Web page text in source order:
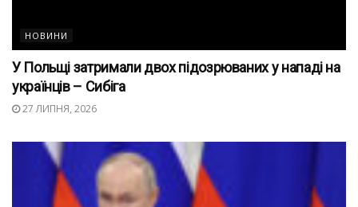
НОВИНИ
У Польщі затримали двох підозрюваних у нападі на
українців – Сибіга
27 ЛИПНЯ, 2026